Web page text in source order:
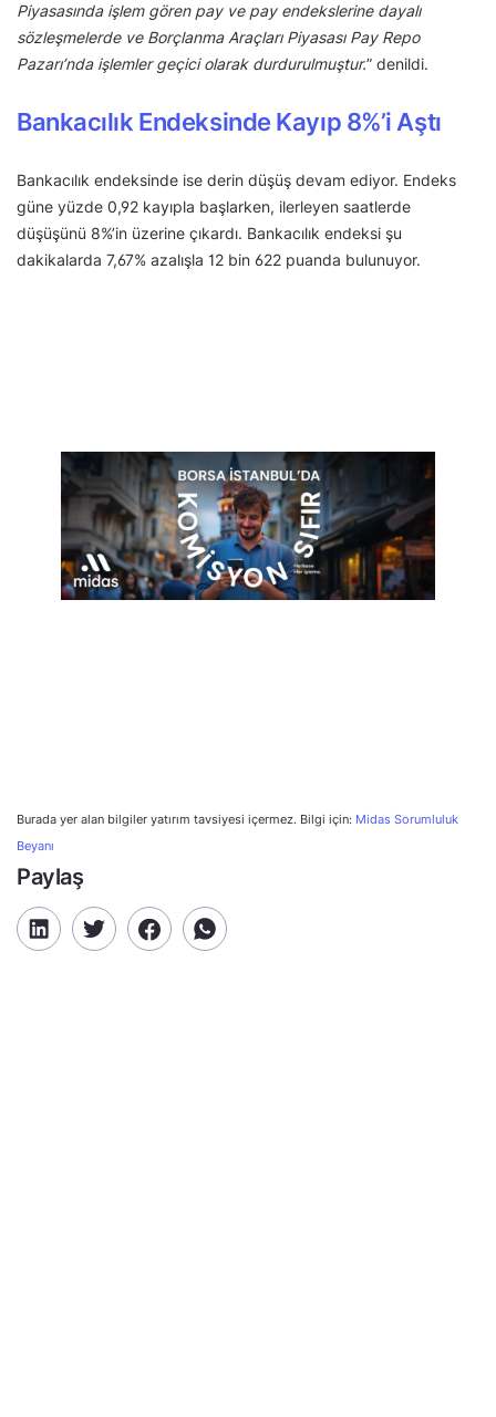
Piyasasında işlem gören pay ve pay endekslerine dayalı
sözleşmelerde ve Borçlanma Araçları Piyasası Pay Repo
Pazarı’nda işlemler geçici olarak durdurulmuştur.” denildi.
Bankacılık Endeksinde Kayıp 8%’i Aştı
Bankacılık endeksinde ise derin düşüş devam ediyor. Endeks
güne yüzde 0,92 kayıpla başlarken, ilerleyen saatlerde
düşüşünü 8%’in üzerine çıkardı. Bankacılık endeksi şu
dakikalarda 7,67% azalışla 12 bin 622 puanda bulunuyor.
Burada yer alan bilgiler yatırım tavsiyesi içermez. Bilgi için: Midas Sorumluluk
Beyanı
Paylaş